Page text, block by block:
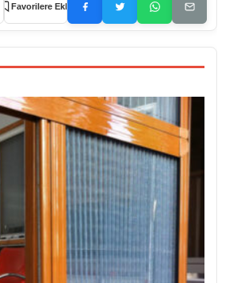
Favorilere Ekle